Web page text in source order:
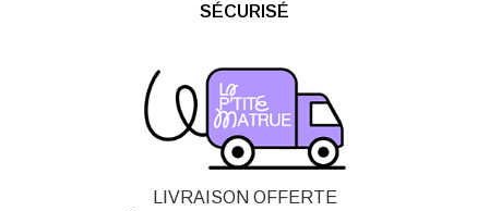
SÉCURISÉ
LIVRAISON OFFERTE